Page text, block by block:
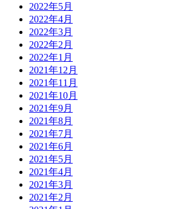
2022年5月
2022年4月
2022年3月
2022年2月
2022年1月
2021年12月
2021年11月
2021年10月
2021年9月
2021年8月
2021年7月
2021年6月
2021年5月
2021年4月
2021年3月
2021年2月